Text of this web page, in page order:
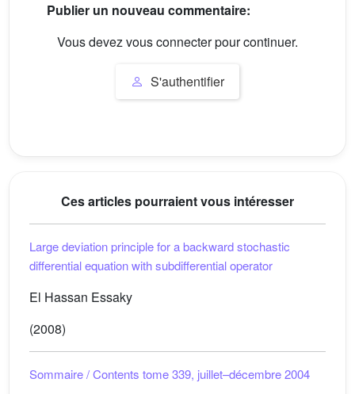
Publier un nouveau commentaire:
Vous devez vous connecter pour continuer.
S'authentifier
Ces articles pourraient vous intéresser
Large deviation principle for a backward stochastic
differential equation with subdifferential operator
El Hassan Essaky
(2008)
Sommaire / Contents tome 339, juillet–décembre 2004